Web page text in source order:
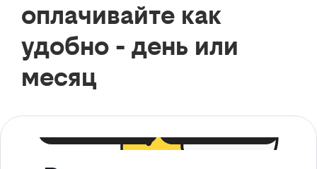
оплачивайте как
удобно - день или
месяц